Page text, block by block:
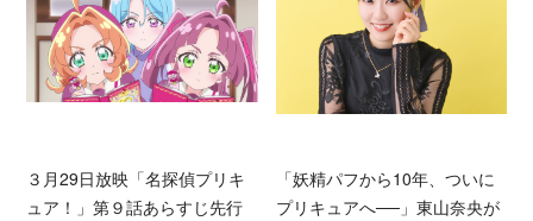
３月29日放映「名探偵プリキ
ュア！」第９話あらすじ先行
「妖精パフから10年、ついに
プリキュアへ──」東山奈央が